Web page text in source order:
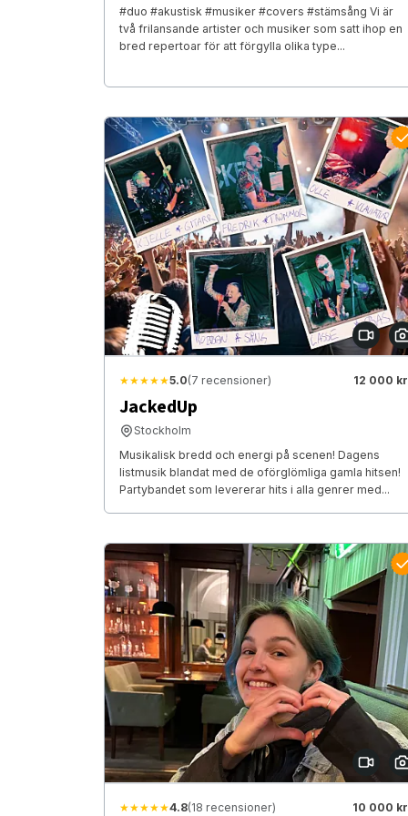
#duo #akustisk #musiker #covers #stämsång Vi är
två frilansande artister och musiker som satt ihop en
bred repertoar för att förgylla olika type...
★★★★★5.0(7 recensioner) 12 000 kr
JackedUp
Stockholm
Musikalisk bredd och energi på scenen! Dagens
listmusik blandat med de oförglömliga gamla hitsen!
Partybandet som levererar hits i alla genrer med...
★★★★★4.8(18 recensioner) 10 000 kr